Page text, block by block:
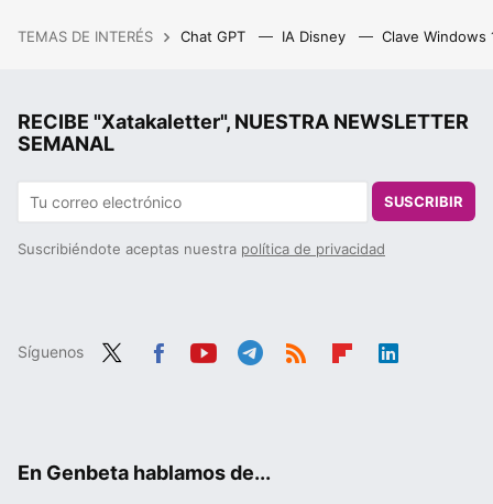
TEMAS DE INTERÉS Chat GPT IA Disney Clave Windows
RECIBE "Xatakaletter", NUESTRA NEWSLETTER
SEMANAL
SUSCRIBIR
Suscribiéndote aceptas nuestra política de privacidad
Síguenos
En Genbeta hablamos de...